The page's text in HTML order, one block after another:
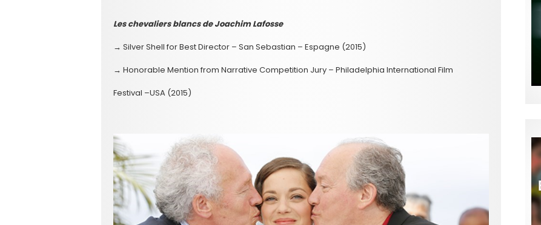
Les chevaliers blancs de Joachim Lafosse
→ Silver Shell for Best Director – San Sebastian – Espagne (2015)
→ Honorable Mention from Narrative Competition Jury – Philadelphia International Film
Festival –USA (2015)